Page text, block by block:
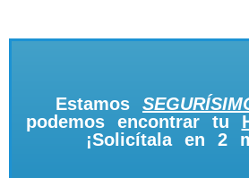
Estamos
podemos encontrar tu
¡Solicítala en 2